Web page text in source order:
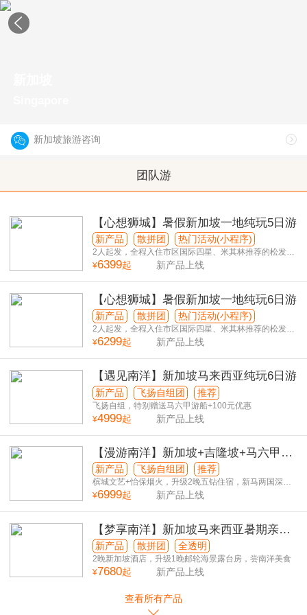
新加坡旅游咨询
团队游
【心想狮城】暑假新加坡一地纯玩5日游
新产品 散拼团 热门活动(小程序)
2人起发，全程入住市区国际四星、米其林推荐的松发肉
骨茶
¥6399起 新产品上线
【心想狮城】暑假新加坡一地纯玩6日游
新产品 散拼团 热门活动(小程序)
2人起发，全程入住市区国际四星、米其林推荐的松发肉
骨茶
¥6299起 新产品上线
【遇见南洋】新加坡马来西亚纯玩6日游
新产品 飞扬自组团 推荐
飞扬自组，特别赠送马六甲游船+100元优惠
¥4999起 新产品上线
【漫游南洋】新加坡+吉隆坡+马六甲
+怡保+槟城5城深度体验纯玩8日游
新产品 飞扬自组团 推荐
槟城文艺+怡保烟火，升级2晚五钻住宿，新马两国深度
纯玩
¥6999起 新产品上线
【梦享南洋】新加坡马来西亚暑期亲子
纯玩6日游
新产品 散拼团 全透明
2晚新加坡酒店，升级1晚邮轮海景露台房，尝南洋美食
¥7680起 新产品上线
查看所有产品